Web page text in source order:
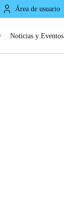
Área de usuario
Noticias y Eventos